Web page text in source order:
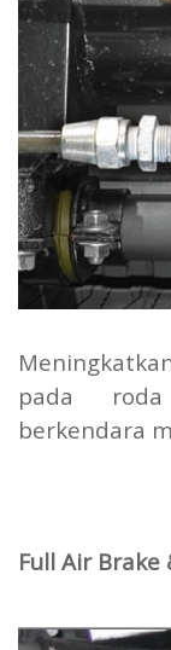
pada
berkendara
Full Air Brake